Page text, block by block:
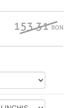
153.31RON